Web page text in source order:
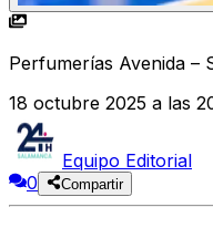
Perfumerías Avenida –
18 octubre 2025 a las
Equipo Editorial
0
Compartir